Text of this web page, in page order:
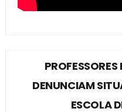
DENUNCIAM
ESCOLA